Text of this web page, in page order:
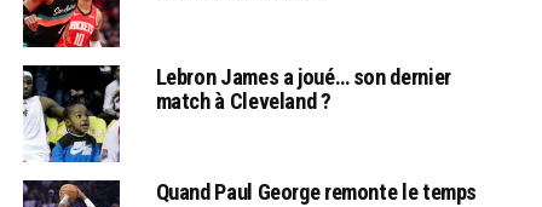
Lebron James a joué… son dernier
match à Cleveland ?
Quand Paul George remonte le temps